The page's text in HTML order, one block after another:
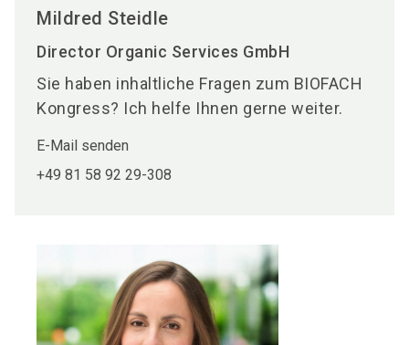
Mildred Steidle
Director Organic Services GmbH
Sie haben inhaltliche Fragen zum BIOFACH
Kongress? Ich helfe Ihnen gerne weiter.
E-Mail senden
+49 81 58 92 29-308